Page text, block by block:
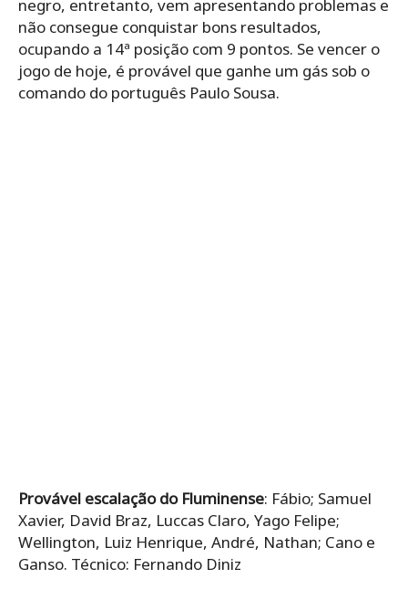
negro, entretanto, vem apresentando problemas e
não consegue conquistar bons resultados,
ocupando a 14ª posição com 9 pontos. Se vencer o
jogo de hoje, é provável que ganhe um gás sob o
comando do português Paulo Sousa.
Provável escalação do Fluminense: Fábio; Samuel
Xavier, David Braz, Luccas Claro, Yago Felipe;
Wellington, Luiz Henrique, André, Nathan; Cano e
Ganso. Técnico: Fernando Diniz